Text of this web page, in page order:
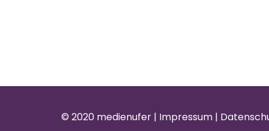
© 2020 medienufer | Impressum |